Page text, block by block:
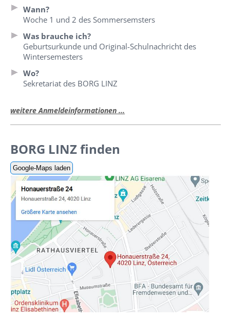
Wann?
Woche 1 und 2 des Sommersemsters
Was brauche ich?
Geburtsurkunde und Original-Schulnachricht des
Wintersemesters
Wo?
Sekretariat des BORG LINZ
weitere Anmeldeinformationen ...
BORG LINZ finden
Google-Maps laden